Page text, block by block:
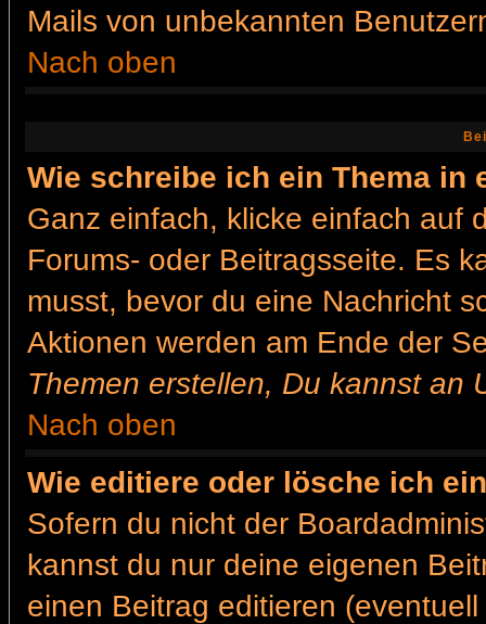
Mails von unbekannten
Nach oben
Wie schreibe ich ein Thema in
Ganz einfach, klicke einfach auf
Forums- oder Beitragsseite. Es
musst, bevor du eine Nachricht
Aktionen werden am Ende der
Themen erstellen, Du kannst an
Nach oben
Wie editiere oder lösche ich
Sofern du nicht der
kannst du nur deine eigenen
einen Beitrag editieren